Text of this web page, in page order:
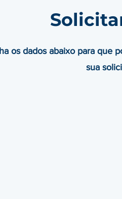
os dados abaixo para que
sua